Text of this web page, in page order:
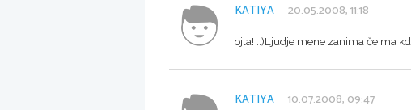
KATIYA 20.05.2008, 11:18
ojla! ::)Ljudje mene zanima če ma
KATIYA 10.07.2008, 09:47